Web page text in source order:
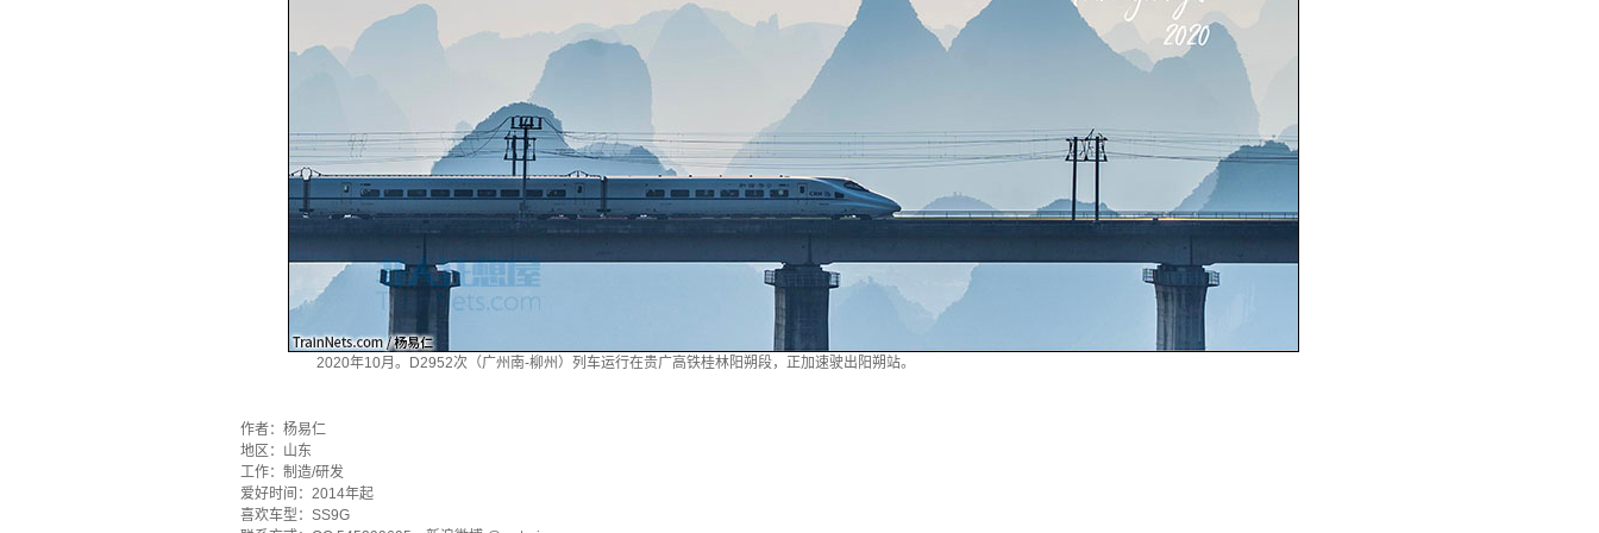
2020年10月。D2952次（广州南-柳州）列车运行在贵广高铁桂林阳朔段，正加速驶出阳朔站。
作者：杨易仁
地区：山东
工作：制造/研发
爱好时间：2014年起
喜欢车型：SS9G